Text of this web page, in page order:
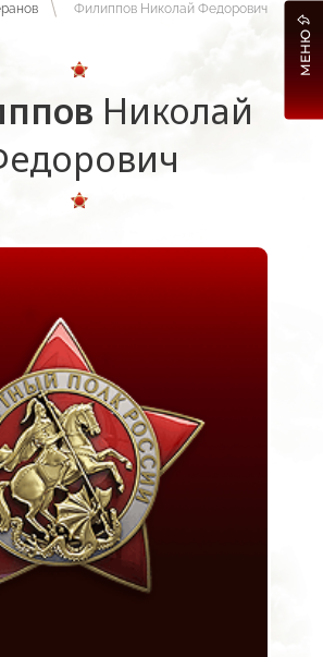
Филиппов Николай Федорович
Николай
МЕНЮ